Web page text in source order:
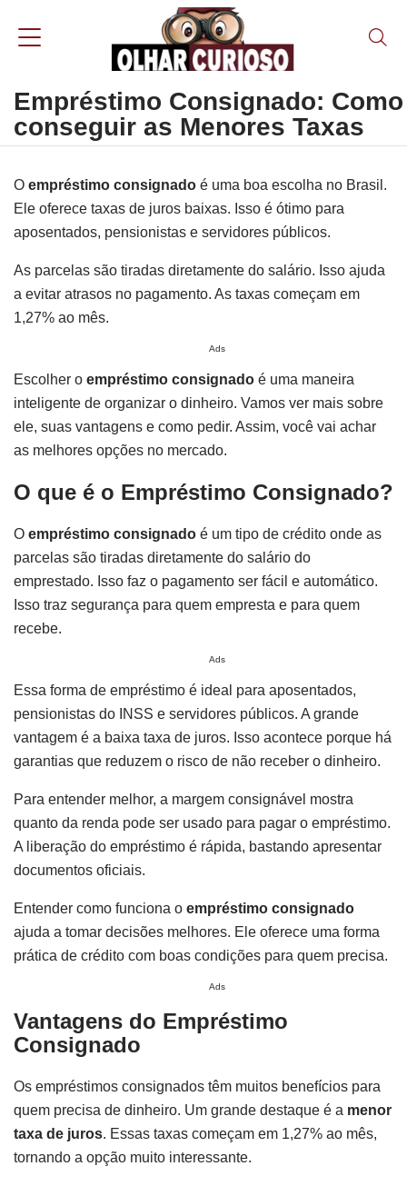
Empréstimo Consignado: Como
conseguir as Menores Taxas
O empréstimo consignado é uma boa escolha no Brasil.
Ele oferece taxas de juros baixas. Isso é ótimo para
aposentados, pensionistas e servidores públicos.
As parcelas são tiradas diretamente do salário. Isso ajuda
a evitar atrasos no pagamento. As taxas começam em
1,27% ao mês.
Ads
Escolher o empréstimo consignado é uma maneira
inteligente de organizar o dinheiro. Vamos ver mais sobre
ele, suas vantagens e como pedir. Assim, você vai achar
as melhores opções no mercado.
O que é o Empréstimo Consignado?
O empréstimo consignado é um tipo de crédito onde as
parcelas são tiradas diretamente do salário do
emprestado. Isso faz o pagamento ser fácil e automático.
Isso traz segurança para quem empresta e para quem
recebe.
Ads
Essa forma de empréstimo é ideal para aposentados,
pensionistas do INSS e servidores públicos. A grande
vantagem é a baixa taxa de juros. Isso acontece porque há
garantias que reduzem o risco de não receber o dinheiro.
Para entender melhor, a margem consignável mostra
quanto da renda pode ser usado para pagar o empréstimo.
A liberação do empréstimo é rápida, bastando apresentar
documentos oficiais.
Entender como funciona o empréstimo consignado
ajuda a tomar decisões melhores. Ele oferece uma forma
prática de crédito com boas condições para quem precisa.
Ads
Vantagens do Empréstimo
Consignado
Os empréstimos consignados têm muitos benefícios para
quem precisa de dinheiro. Um grande destaque é a menor
taxa de juros. Essas taxas começam em 1,27% ao mês,
tornando a opção muito interessante.